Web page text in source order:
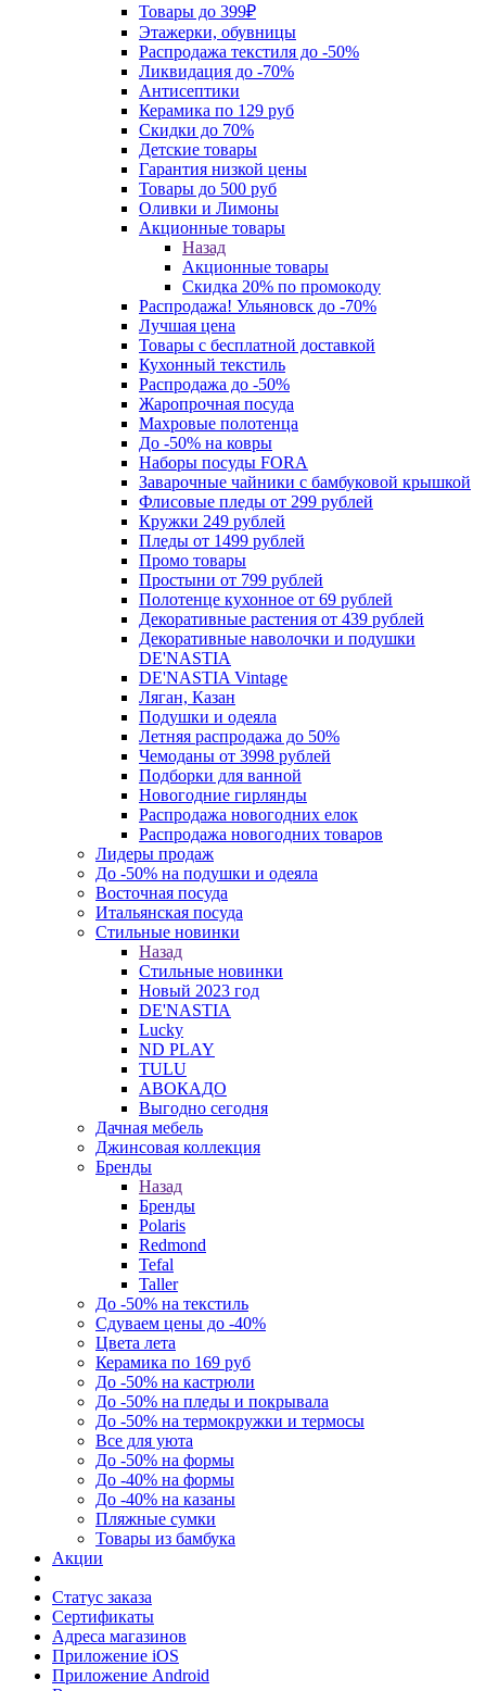
Товары до 399₽
Этажерки, обувницы
Распродажа текстиля до -50%
Ликвидация до -70%
Антисептики
Керамика по 129 руб
Скидки до 70%
Детские товары
Гарантия низкой цены
Товары до 500 руб
Оливки и Лимоны
Акционные товары
Назад
Акционные товары
Скидка 20% по промокоду
Распродажа! Ульяновск до -70%
Лучшая цена
Товары с бесплатной доставкой
Кухонный текстиль
Распродажа до -50%
Жаропрочная посуда
Махровые полотенца
До -50% на ковры
Наборы посуды FORA
Заварочные чайники с бамбуковой крышкой
Флисовые пледы от 299 рублей
Кружки 249 рублей
Пледы от 1499 рублей
Промо товары
Простыни от 799 рублей
Полотенце кухонное от 69 рублей
Декоративные растения от 439 рублей
Декоративные наволочки и подушки
DE'NASTIA
DE'NASTIA Vintage
Ляган, Казан
Подушки и одеяла
Летняя распродажа до 50%
Чемоданы от 3998 рублей
Подборки для ванной
Новогодние гирлянды
Распродажа новогодних елок
Распродажа новогодних товаров
Лидеры продаж
До -50% на подушки и одеяла
Восточная посуда
Итальянская посуда
Стильные новинки
Назад
Стильные новинки
Новый 2023 год
DE'NASTIA
Lucky
ND PLAY
TULU
АВОКАДО
Выгодно сегодня
Дачная мебель
Джинсовая коллекция
Бренды
Назад
Бренды
Polaris
Redmond
Tefal
Taller
До -50% на текстиль
Сдуваем цены до -40%
Цвета лета
Керамика по 169 руб
До -50% на кастрюли
До -50% на пледы и покрывала
До -50% на термокружки и термосы
Все для уюта
До -50% на формы
До -40% на формы
До -40% на казаны
Пляжные сумки
Товары из бамбука
Акции
Статус заказа
Сертификаты
Адреса магазинов
Приложение iOS
Приложение Android